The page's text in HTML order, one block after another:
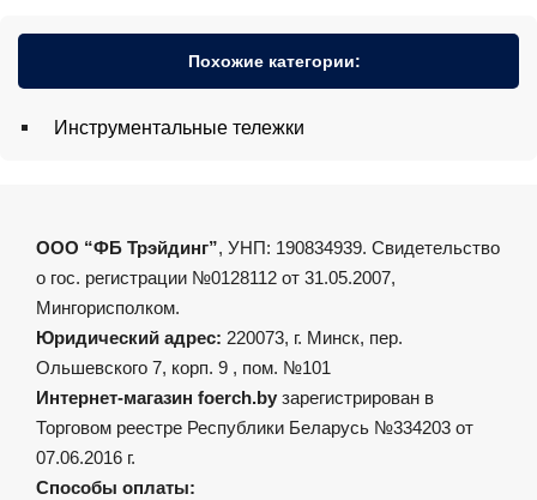
Похожие категории:
Инструментальные тележки
ООО “ФБ Трэйдинг”, УНП: 190834939. Свидетельство
о гос. регистрации №0128112 от 31.05.2007,
Мингорисполком.
Юридический адрес: 220073, г. Минск, пер.
Ольшевского 7, корп. 9 , пом. №101
Интернет-магазин foerch.by зарегистрирован в
Торговом реестре Республики Беларусь №334203 от
07.06.2016 г.
Способы оплаты: